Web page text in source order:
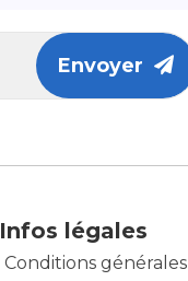
Envoyer
Infos légales
Conditions générales